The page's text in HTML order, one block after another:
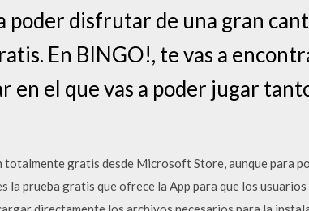
poder disfrutar de una gran
En BINGO!, te vas a
en el que vas a poder jugar
totalmente gratis desde Microsoft Store, aunque para
la prueba gratis que ofrece la App para que los